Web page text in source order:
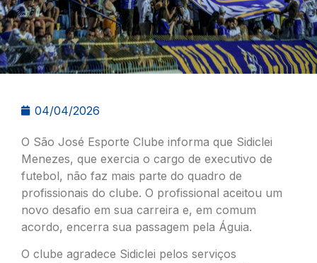
04/04/2026
O São José Esporte Clube informa que Sidiclei
Menezes, que exercia o cargo de executivo de
futebol, não faz mais parte do quadro de
profissionais do clube. O profissional aceitou um
novo desafio em sua carreira e, em comum
acordo, encerra sua passagem pela Águia.
O clube agradece Sidiclei pelos serviços